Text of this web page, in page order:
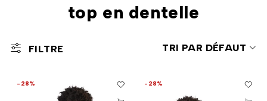
top en dentelle
FILTRE TRI PAR DÉFAUT
-28% -28%